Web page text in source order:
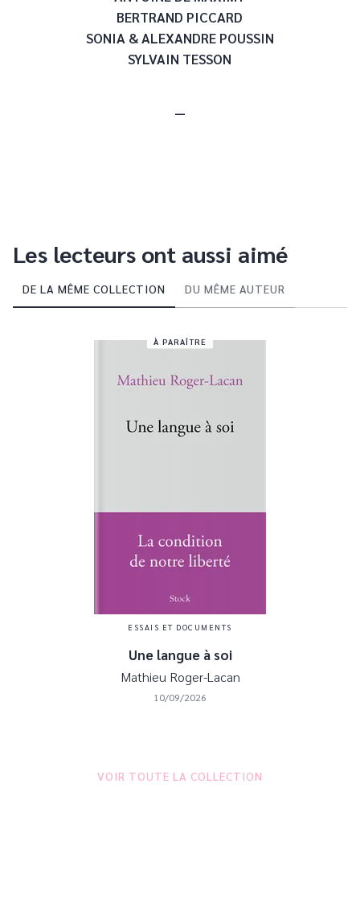
BERTRAND PICCARD
SONIA & ALEXANDRE POUSSIN
SYLVAIN TESSON
Les lecteurs ont aussi aimé
DE LA MÊME COLLECTION DU MÊME AUTEUR
À PARAÎTRE
ESSAIS ET DOCUMENTS
Une langue à soi
Mathieu Roger-Lacan
10/09/2026
VOIR TOUTE LA COLLECTION